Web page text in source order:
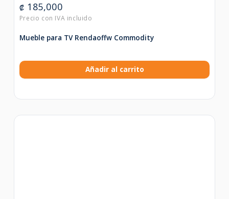
₡ 185,000
Mueble para TV Rendaoffw Commodity
Añadir al carrito